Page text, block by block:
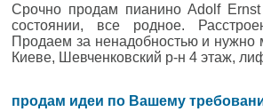
Срочно продам пианино Adolf
состоянии, все родное.
Продаем за ненадобностью и нужно
Киеве, Шевченковский р-н 4 этаж,
продам идеи по Вашему